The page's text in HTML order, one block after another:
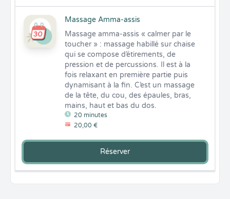
Massage Amma-assis
20 minutes
20,00 €
Massage amma-assis « calmer par le
toucher » : massage habillé sur chaise
qui se compose d’étirements, de
pression et de percussions. Il est à la
fois relaxant en première partie puis
dynamisant à la fin. C’est un massage
de la tête, du cou, des épaules, bras,
mains, haut et bas du dos.
Réserver